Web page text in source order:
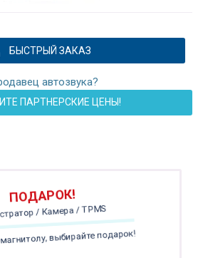
БЫСТРЫЙ ЗАКАЗ
автозвука?
ПАРТНЕРСКИЕ ЦЕНЫ!
ПОДАРОК!
/ Камера / TPMS
выбирайте подарок!